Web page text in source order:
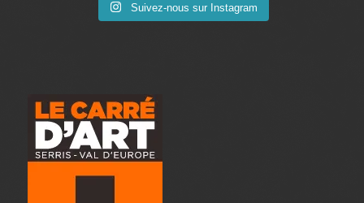
Suivez-nous sur Instagram